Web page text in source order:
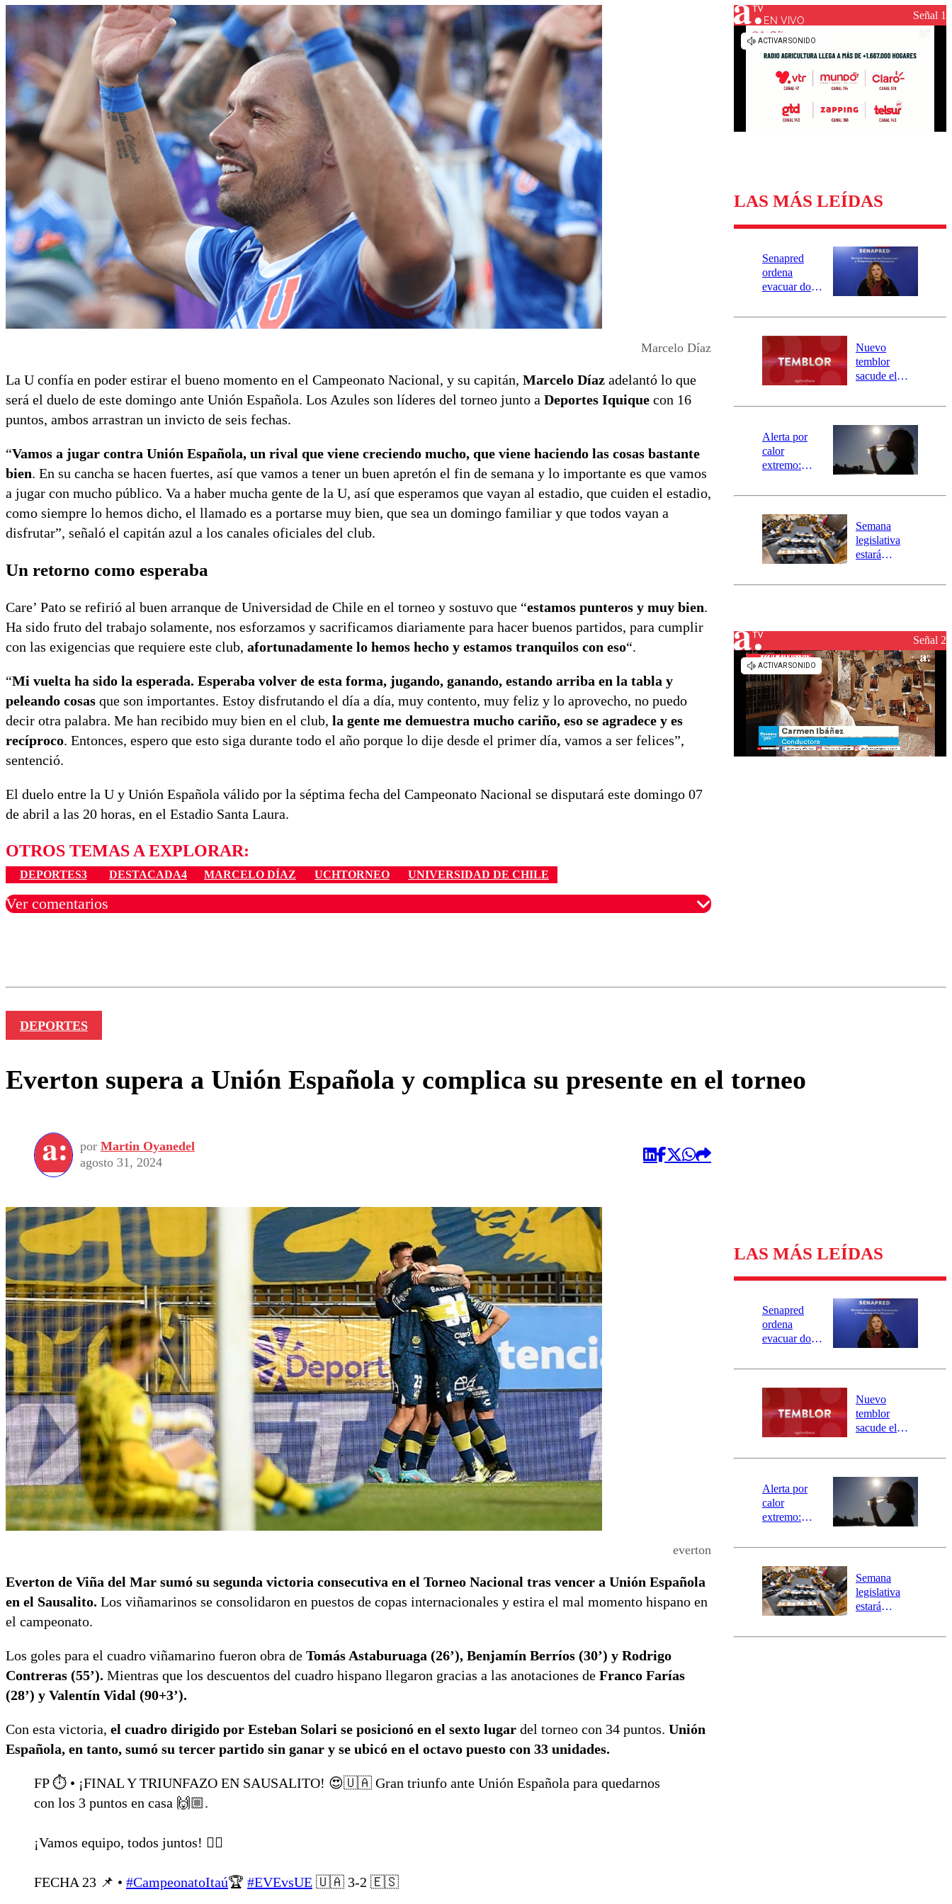
Universidad de Chile
Sustentabilidad
Marcelo Díaz
La U confía en poder estirar el bueno momento en el Campeonato Nacional, y su capitán, Marcelo Díaz adelantó lo que
será el duelo de este domingo ante Unión Española. Los Azules son líderes del torneo junto a Deportes Iquique con 16
puntos, ambos arrastran un invicto de seis fechas.
“Vamos a jugar contra Unión Española, un rival que viene creciendo mucho, que viene haciendo las cosas bastante
bien. En su cancha se hacen fuertes, así que vamos a tener un buen apretón el fin de semana y lo importante es que vamos
a jugar con mucho público. Va a haber mucha gente de la U, así que esperamos que vayan al estadio, que cuiden el estadio,
como siempre lo hemos dicho, el llamado es a portarse muy bien, que sea un domingo familiar y que todos vayan a
disfrutar”, señaló el capitán azul a los canales oficiales del club.
Un retorno como esperaba
Care’ Pato se refirió al buen arranque de Universidad de Chile en el torneo y sostuvo que “estamos punteros y muy bien.
Ha sido fruto del trabajo solamente, nos esforzamos y sacrificamos diariamente para hacer buenos partidos, para cumplir
con las exigencias que requiere este club, afortunadamente lo hemos hecho y estamos tranquilos con eso“.
“Mi vuelta ha sido la esperada. Esperaba volver de esta forma, jugando, ganando, estando arriba en la tabla y
peleando cosas que son importantes. Estoy disfrutando el día a día, muy contento, muy feliz y lo aprovecho, no puedo
decir otra palabra. Me han recibido muy bien en el club, la gente me demuestra mucho cariño, eso se agradece y es
recíproco. Entonces, espero que esto siga durante todo el año porque lo dije desde el primer día, vamos a ser felices”,
sentenció.
El duelo entre la U y Unión Española válido por la séptima fecha del Campeonato Nacional se disputará este domingo 07
de abril a las 20 horas, en el Estadio Santa Laura.
OTROS TEMAS A EXPLORAR:
DEPORTES3 DESTACADA4 MARCELO DÍAZ UCHTORNEO UNIVERSIDAD DE CHILE
Ver comentarios
EN VIVO Señal 1
LAS MÁS LEÍDAS
Senapred
ordena
evacuar dos
Carahue por
río Damas:
activa
mensajería
SAE
Nuevo
temblor
sacude el
revisa la
epicentro
Alerta por
calor
extremo:
activa Alerta
Preventiva en
tres comunas
Semana
legislativa
estará
el fin de la
reconstrucciónSeñal 2
DEPORTES
Everton supera a Unión Española y complica su presente en el torneo
por Martin Oyanedel
agosto 31, 2024
everton
Everton de Viña del Mar sumó su segunda victoria consecutiva en el Torneo Nacional tras vencer a Unión Española
en el Sausalito. Los viñamarinos se consolidaron en puestos de copas internacionales y estira el mal momento hispano en
el campeonato.
Los goles para el cuadro viñamarino fueron obra de Tomás Astaburuaga (26’), Benjamín Berríos (30’) y Rodrigo
Contreras (55’). Mientras que los descuentos del cuadro hispano llegaron gracias a las anotaciones de Franco Farías
(28’) y Valentín Vidal (90+3’).
Con esta victoria, el cuadro dirigido por Esteban Solari se posicionó en el sexto lugar del torneo con 34 puntos. Unión
Española, en tanto, sumó su tercer partido sin ganar y se ubicó en el octavo puesto con 33 unidades.
FP ⏱️ • ¡FINAL Y TRIUNFAZO EN SAUSALITO! 😍🇺🇦 Gran triunfo ante Unión Española para quedarnos
con los 3 puntos en casa 🙌🏼.
¡Vamos equipo, todos juntos! ❤️‍🔥
FECHA 23 📌 • #CampeonatoItaú🏆 #EVEvsUE 🇺🇦 3-2 🇪🇸
LAS MÁS LEÍDAS
Senapred
ordena
evacuar dos
Carahue por
río Damas:
activa
mensajería
SAE
Nuevo
temblor
sacude el
revisa la
epicentro
Alerta por
calor
extremo:
activa Alerta
Preventiva en
tres comunas
Semana
legislativa
estará
el fin de la